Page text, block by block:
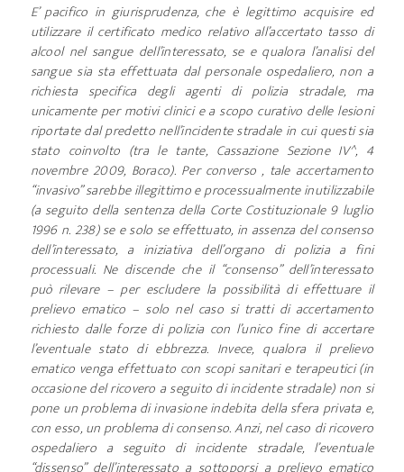
E’ pacifico in giurisprudenza, che è legittimo acquisire ed
utilizzare il certificato medico relativo all’accertato tasso di
alcool nel sangue dell’interessato, se e qualora l’analisi del
sangue sia sta effettuata dal personale ospedaliero, non a
richiesta specifica degli agenti di polizia stradale, ma
unicamente per motivi clinici e a scopo curativo delle lesioni
riportate dal predetto nell’incidente stradale in cui questi sia
stato coinvolto (tra le tante, Cassazione Sezione IV^, 4
novembre 2009, Boraco). Per converso , tale accertamento
“invasivo” sarebbe illegittimo e processualmente inutilizzabile
(a seguito della sentenza della Corte Costituzionale 9 luglio
1996 n. 238) se e solo se effettuato, in assenza del consenso
dell’interessato, a iniziativa dell’organo di polizia a fini
processuali. Ne discende che il “consenso” dell’interessato
può rilevare – per escludere la possibilità di effettuare il
prelievo ematico – solo nel caso si tratti di accertamento
richiesto dalle forze di polizia con l’unico fine di accertare
l’eventuale stato di ebbrezza. Invece, qualora il prelievo
ematico venga effettuato con scopi sanitari e terapeutici (in
occasione del ricovero a seguito di incidente stradale) non si
pone un problema di invasione indebita della sfera privata e,
con esso, un problema di consenso. Anzi, nel caso di ricovero
ospedaliero a seguito di incidente stradale, l’eventuale